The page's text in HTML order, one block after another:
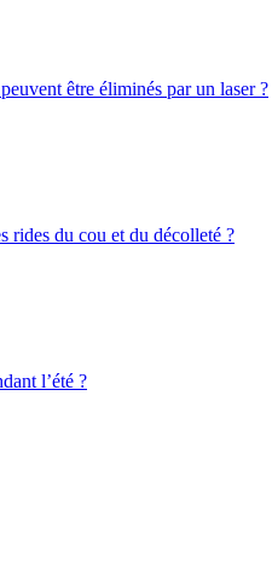
être éliminés par un laser ?
rides du cou et du décolleté ?
l’été ?